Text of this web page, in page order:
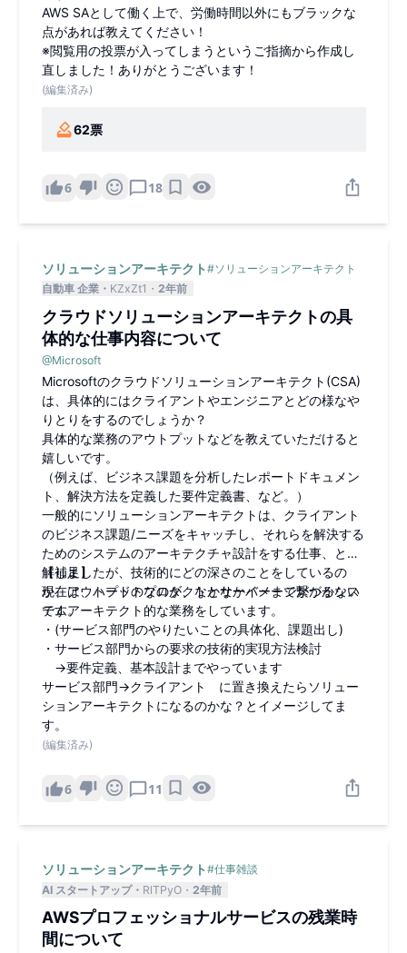
AWS SAとして働く上で、労働時間以外にもブラックな
点があれば教えてください！
※閲覧用の投票が入ってしまうというご指摘から作成し
直しました！ありがとうございます！
(編集済み)
62票
6 18
ソリューションアーキテクト #ソリューションアーキテクト
自動車 企業
KZxZt1 2年前
クラウドソリューションアーキテクトの具
体的な仕事内容について
@Microsoft
Microsoftのクラウドソリューションアーキテクト(CSA)
は、具体的にはクライアントやエンジニアとどの様なや
りとりをするのでしょうか？
具体的な業務のアウトプットなどを教えていただけると
嬉しいです。
（例えば、ビジネス課題を分析したレポートドキュメン
ト、解決方法を定義した要件定義書、など。）
一般的にソリューションアーキテクトは、クライアント
のビジネス課題/ニーズをキャッチし、それらを解決する
ためのシステムのアーキテクチャ設計をする仕事、と理
解しましたが、技術的にどの深さのことをしているの
か、アウトプットなのか、なかなかイメージがつかない
です。
【補足】
現在は、ハードのプロダクトとサーバーまで繋がるシス
テムアーキテクト的な業務をしています。
・(サービス部門のやりたいことの具体化、課題出し)
・サービス部門からの要求の技術的実現方法検討
→要件定義、基本設計までやっています
サービス部門→クライアント に置き換えたらソリュー
ションアーキテクトになるのかな？とイメージしてま
す。
(編集済み)
6 11
ソリューションアーキテクト #仕事雑談
AI スタートアップ
RlTPyO 2年前
AWSプロフェッショナルサービスの残業時
間について